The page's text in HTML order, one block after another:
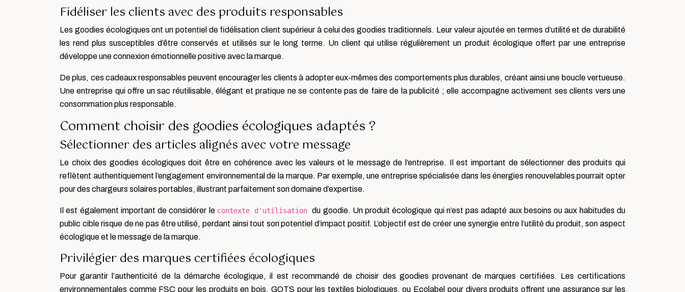
Fidéliser les clients avec des produits responsables
Les goodies écologiques ont un potentiel de fidélisation client supérieur à celui des goodies traditionnels. Leur valeur ajoutée en termes d’utilité et de durabilité
les rend plus susceptibles d’être conservés et utilisés sur le long terme. Un client qui utilise régulièrement un produit écologique offert par une entreprise
développe une connexion émotionnelle positive avec la marque.
De plus, ces cadeaux responsables peuvent encourager les clients à adopter eux-mêmes des comportements plus durables, créant ainsi une boucle vertueuse.
Une entreprise qui offre un sac réutilisable, élégant et pratique ne se contente pas de faire de la publicité ; elle accompagne activement ses clients vers une
consommation plus responsable.
Comment choisir des goodies écologiques adaptés ?
Sélectionner des articles alignés avec votre message
Le choix des goodies écologiques doit être en cohérence avec les valeurs et le message de l’entreprise. Il est important de sélectionner des produits qui
reflètent authentiquement l’engagement environnemental de la marque. Par exemple, une entreprise spécialisée dans les énergies renouvelables pourrait opter
pour des chargeurs solaires portables, illustrant parfaitement son domaine d’expertise.
Il est également important de considérer le contexte d'utilisationdu goodie. Un produit écologique qui n’est pas adapté aux besoins ou aux habitudes du
public cible risque de ne pas être utilisé, perdant ainsi tout son potentiel d’impact positif. L’objectif est de créer une synergie entre l’utilité du produit, son aspect
écologique et le message de la marque.
Privilégier des marques certifiées écologiques
Pour garantir l’authenticité de la démarche écologique, il est recommandé de choisir des goodies provenant de marques certifiées. Les certifications
environnementales comme FSC pour les produits en bois, GOTS pour les textiles biologiques, ou Ecolabel pour divers produits offrent une assurance sur les